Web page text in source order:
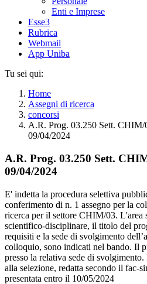
Enti e Imprese
Esse3
Rubrica
Webmail
App Uniba
Tu sei qui:
Home
Assegni di ricerca
concorsi
A.R. Prog. 03.250 Sett.
09/04/2024
A.R. Prog. 03.250 Sett.
09/04/2024
E' indetta la procedura selettiva
conferimento di n. 1 assegno per la
ricerca per il settore CHIM/03. L'area
scientifico-disciplinare, il titolo del
requisiti e la sede di svolgimento
colloquio, sono indicati nel bando. Il
presso la relativa sede di
alla selezione, redatta secondo il fac-
presentata entro il 10/05/2024